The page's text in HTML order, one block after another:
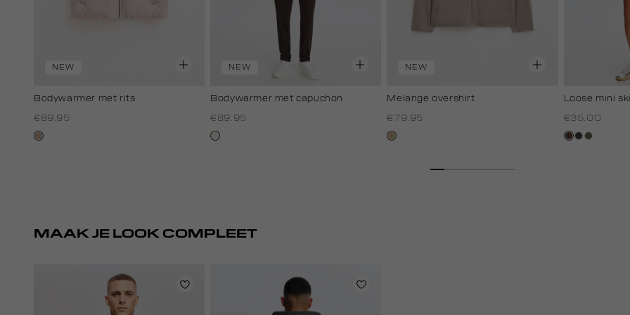
NEW
Bodywarmer met rits
€89.95
zand
NEW
Bodywarmer met capuchon
€89.95
ecru
NEW
Melange overshirt
€79.95
zand
Loose mini
€35.00
donkerbruin
antraciet
groen,
MAAK JE LOOK COMPLEET